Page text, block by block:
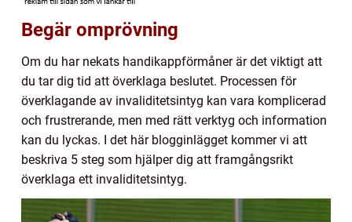
Begär omprövning
Om du har nekats handikappförmåner är det viktigt att
du tar dig tid att överklaga beslutet. Processen för
överklagande av invaliditetsintyg kan vara komplicerad
och frustrerande, men med rätt verktyg och information
kan du lyckas. I det här blogginlägget kommer vi att
beskriva 5 steg som hjälper dig att framgångsrikt
överklaga ett invaliditetsintyg.